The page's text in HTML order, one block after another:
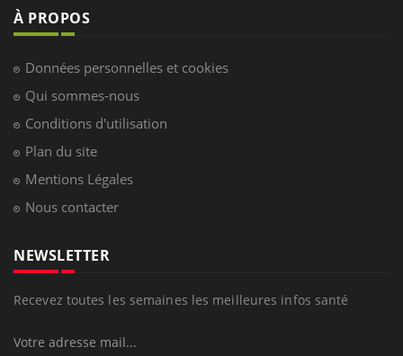
À PROPOS
Données personnelles et cookies
Qui sommes-nous
Conditions d'utilisation
Plan du site
Mentions Légales
Nous contacter
NEWSLETTER
Recevez toutes les semaines les meilleures infos santé